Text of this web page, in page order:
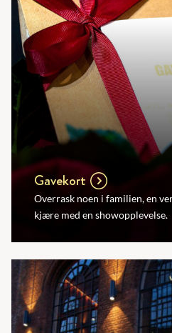
Gavekort
Overrask noen i familien, en
kjære med en showopplevelse.